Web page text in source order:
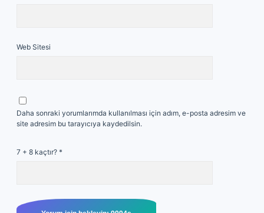
Web Sitesi
Daha sonraki yorumlarımda kullanılması için adım, e-posta adresim ve
site adresim bu tarayıcıya kaydedilsin.
7 + 8 kaçtır? *